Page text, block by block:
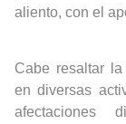
aliento, con el
Cabe resaltar
en diversas
afectaciones